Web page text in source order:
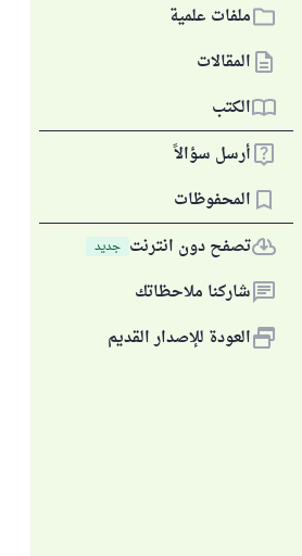
ملفات علمية
المقالات
الكتب
أرسل سؤالاً
المحفوظات
تصفح دون انترنت جديد
شاركنا ملاحظاتك
العودة للإصدار القديم